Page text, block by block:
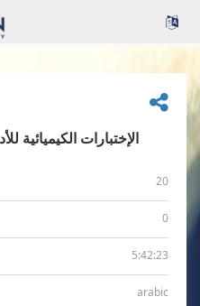
الإختبارات الكيميائية
20
0
5:42:23
arabic